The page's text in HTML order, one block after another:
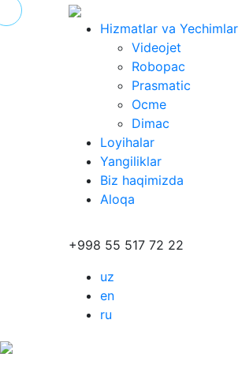
Hizmatlar va Yechimlar
Videojet
Robopac
Prasmatic
Ocme
Dimac
Loyihalar
Yangiliklar
Biz haqimizda
Aloqa
+998 55 517 72 22
uz
en
ru